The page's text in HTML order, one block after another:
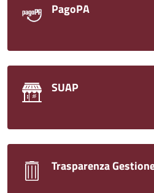
PagoPA
SUAP
Trasparenza